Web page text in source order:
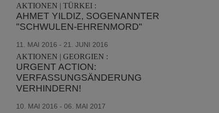
AKTIONEN | TÜRKEI :
AHMET YILDIZ, SOGENANNTER
"SCHWULEN-EHRENMORD"
11. MAI 2016 - 21. JUNI 2016
AKTIONEN | GEORGIEN :
URGENT ACTION:
VERFASSUNGSÄNDERUNG
VERHINDERN!
10. MAI 2016 - 06. MAI 2017